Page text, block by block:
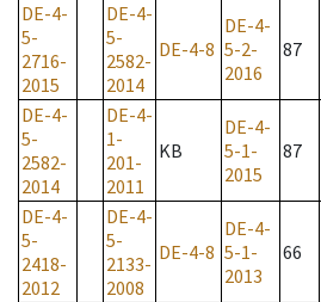
DE-4-
5-
2716-
2015
DE-4-
5-
2582-
2014
DE-4-8
DE-4-
5-2-
2016
87
DE-4-
5-
2582-
2014
DE-4-
1-
201-
2011
KB
DE-4-
5-1-
2015
87
DE-4-
5-
2418-
2012
DE-4-
5-
2133-
2008
DE-4-8
DE-4-
5-1-
2013
66